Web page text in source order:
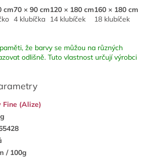
cm70 × 90 cm120 × 180 cm160 × 180 cm
4 klubíčka 14 klubíček 18 klubíček
že barvy se můžou na různých
odlišně. Tuto vlastnost určují výrobci
Fine (Alize)
/ 100g